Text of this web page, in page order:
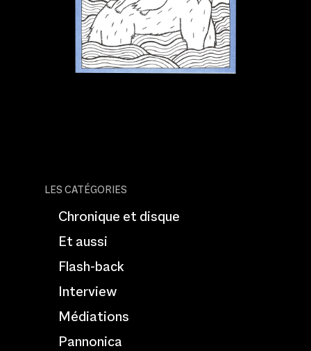
LES CATÉGORIES
Chronique et disque
Et aussi
Flash-back
Interview
Médiations
Pannonica